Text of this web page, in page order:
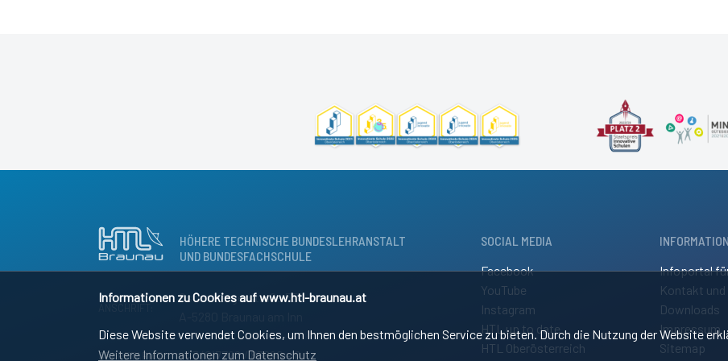
Informationen zu Cookies auf www.htl-braunau.at
Diese Website verwendet Cookies, um Ihnen den bestmöglichen Service zu bieten. Durch die Nutzung der Website
Weitere Informationen zum Datenschutz
HÖHERE TECHNISCHE BUNDESLEHRANSTALT
UND BUNDESFACHSCHULE
Osternbergerstraße 55
SEKRETARIAT: +43 (0)7722 / 83690 – 0
SOCIAL MEDIA
Facebook
YouTube
Instagram
HTL up to date
HTL Oberösterreich
Infoportal
Kontakt und
Downloads
Impressum
Sitemap